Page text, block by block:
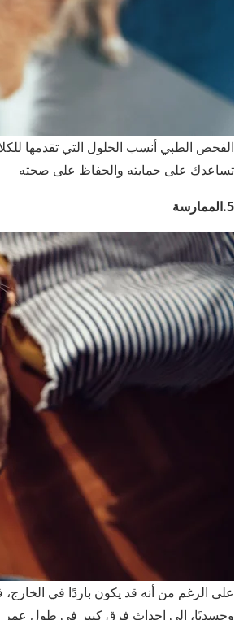
الفحص الطبي أنسب الحلول التي تقدمها
تساعدك على حمايته والحفاظ على صحته
5.الممارسة
على الرغم من أنه قد يكون باردًا في الخارج،
وجسديًا، إلى إحداث فرق كبير في طول عمر